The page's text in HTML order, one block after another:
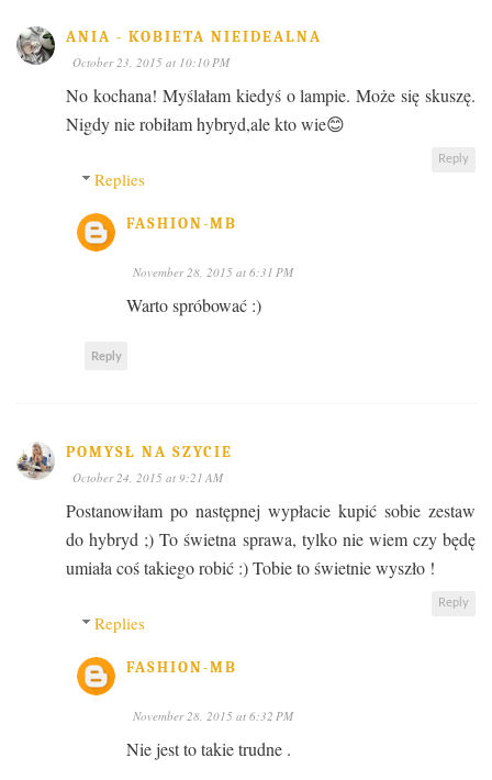
ANIA - KOBIETA NIEIDEALNA
October 23, 2015 at 10:10 PM
No kochana! Myślałam kiedyś o lampie. Może się skuszę.
Nigdy nie robiłam hybryd,ale kto wie😊
Reply
Replies
FASHION-MB
November 28, 2015 at 6:31 PM
Warto spróbować :)
Reply
POMYSŁ NA SZYCIE
October 24, 2015 at 9:21 AM
Postanowiłam po następnej wypłacie kupić sobie zestaw
do hybryd ;) To świetna sprawa, tylko nie wiem czy będę
umiała coś takiego robić :) Tobie to świetnie wyszło !
Reply
Replies
FASHION-MB
November 28, 2015 at 6:32 PM
Nie jest to takie trudne .